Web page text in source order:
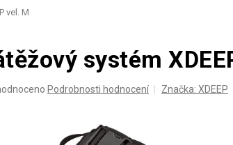
vel. M
systém
Podrobnosti hodnocení Značka: XDEEP